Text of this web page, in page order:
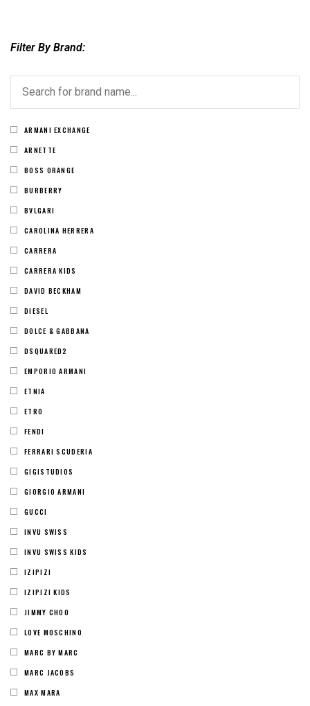
Filter By Brand
ARMANI EXCHANGE
ARNETTE
BOSS ORANGE
BURBERRY
BVLGARI
CAROLINA HERRERA
CARRERA
CARRERA KIDS
DAVID BECKHAM
DIESEL
DOLCE & GABBANA
DSQUARED2
EMPORIO ARMANI
ETNIA
ETRO
FENDI
FERRARI SCUDERIA
GIGISTUDIOS
GIORGIO ARMANI
GUCCI
INVU SWISS
INVU SWISS KIDS
IZIPIZI
IZIPIZI KIDS
JIMMY CHOO
LOVE MOSCHINO
MARC BY MARC
MARC JACOBS
MAX MARA